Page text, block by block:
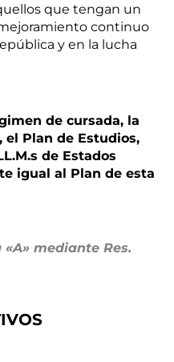
que tengan un
continuo
y en la lucha
de cursada, la
Plan de Estudios,
de Estados
igual al Plan de esta
mediante Res.